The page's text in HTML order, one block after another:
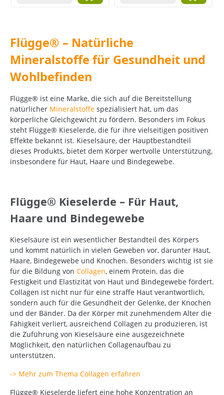
Flügge® – Natürliche
Mineralstoffe für Gesundheit und
Wohlbefinden
Flügge® ist eine Marke, die sich auf die Bereitstellung
natürlicher Mineralstoffe spezialisiert hat, um das
körperliche Gleichgewicht zu fördern. Besonders im Fokus
steht Flügge® Kieselerde, die für ihre vielseitigen positiven
Effekte bekannt ist. Kieselsäure, der Hauptbestandteil
dieses Produkts, bietet dem Körper wertvolle Unterstützung,
insbesondere für Haut, Haare und Bindegewebe.
Flügge® Kieselerde – Für Haut,
Haare und Bindegewebe
Kieselsäure ist ein wesentlicher Bestandteil des Körpers
und kommt natürlich in vielen Geweben vor, darunter Haut,
Haare, Bindegewebe und Knochen. Besonders wichtig ist sie
für die Bildung von Collagen, einem Protein, das die
Festigkeit und Elastizität von Haut und Bindegewebe fördert.
Collagen ist nicht nur für eine straffe Haut verantwortlich,
sondern auch für die Gesundheit der Gelenke, der Knochen
und der Bänder. Da der Körper mit zunehmendem Alter die
Fähigkeit verliert, ausreichend Collagen zu produzieren, ist
die Zuführung von Kieselsäure eine ausgezeichnete
Möglichkeit, den natürlichen Collagenaufbau zu
unterstützen.
-> Mehr zum Thema Collagen erfahren
Flügge® Kieselerde liefert eine hohe Konzentration an